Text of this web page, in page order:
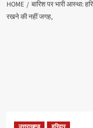
HOME
बारिश पर भारी आस्था:
रखने की नहीं जगह,